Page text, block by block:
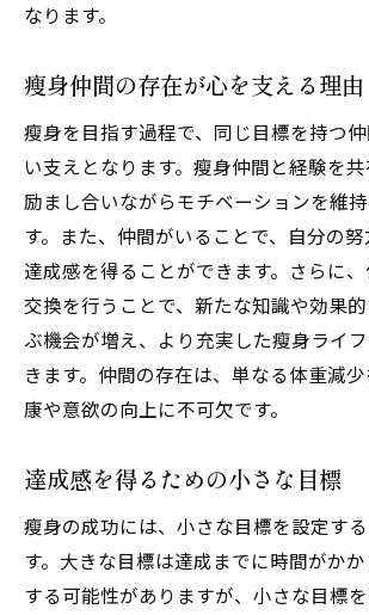
なります。
瘦身仲間の存在が心を支える理由
瘦身を目指す過程で、同じ目標を持つ
い支えとなります。瘦身仲間と経験を共
励まし合いながらモチベーションを維
す。また、仲間がいることで、自分の努
達成感を得ることができます。さらに
交換を行うことで、新たな知識や効果
ぶ機会が増え、より充実した瘦身ライ
きます。仲間の存在は、単なる体重減
康や意欲の向上に不可欠です。
達成感を得るための小さな目標
瘦身の成功には、小さな目標を設定す
す。大きな目標は達成までに時間がか
する可能性がありますが、小さな目標